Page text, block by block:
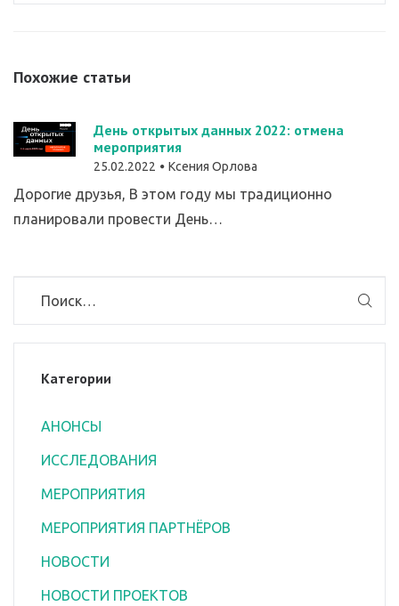
Похожие статьи
День открытых данных 2022: отмена
мероприятия
25.02.2022 Ксения Орлова
Дорогие друзья, В этом году мы традиционно
планировали провести День…
Категории
АНОНСЫ
ИССЛЕДОВАНИЯ
МЕРОПРИЯТИЯ
МЕРОПРИЯТИЯ ПАРТНЁРОВ
НОВОСТИ
НОВОСТИ ПРОЕКТОВ